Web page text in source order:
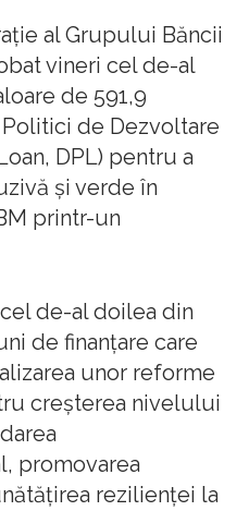
al Grupului Băncii
vineri cel de-al
de 591,9
de Dezvoltare
DPL) pentru a
şi verde în
printr-un
de-al doilea din
de finanţare care
unor reforme
creşterea nivelului
promovarea
rezilienţei la